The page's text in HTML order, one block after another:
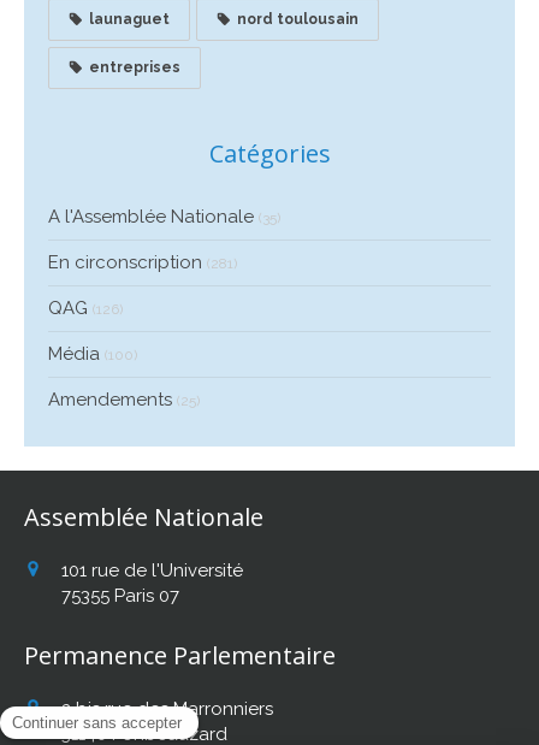
launaguet nord toulousain
entreprises
Catégories
A l'Assemblée Nationale (35)
En circonscription (281)
QAG (126)
Média (100)
Amendements (25)
Assemblée Nationale
101 rue de l'Université
75355 Paris 07
Permanence Parlementaire
2 bis rue des Marronniers
31140 Fonbeauzard